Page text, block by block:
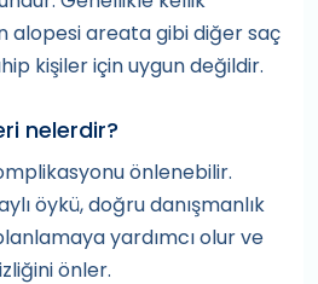
alopesi areata gibi diğer saç
kişiler için uygun değildir.
nelerdir?
önlenebilir.
öykü, doğru danışmanlık
yardımcı olur ve
önler.